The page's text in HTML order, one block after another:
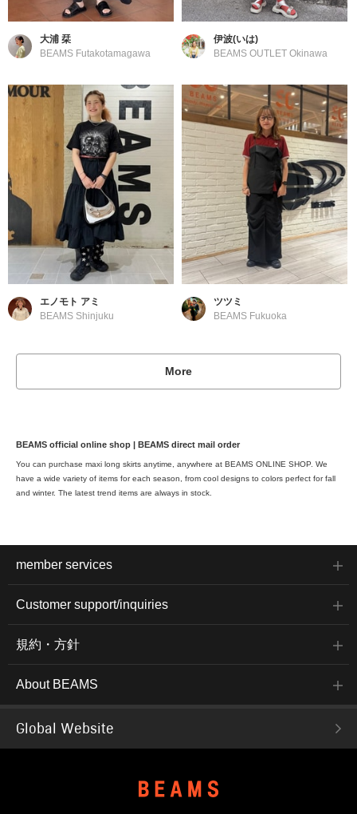
大浦 栞
BEAMS Futakotamagawa
伊波(いは)
BEAMS OUTLET Okinawa
エノモト アミ
BEAMS Shinjuku
ツツミ
BEAMS Fukuoka
More
BEAMS official online shop | BEAMS direct mail order
You can purchase maxi long skirts anytime, anywhere at BEAMS ONLINE SHOP. We
have a wide variety of items for each season, from cool designs to colors perfect for fall
and winter. The latest trend items are always in stock.
member services
Customer support/inquiries
規約・方針
About BEAMS
Global Website